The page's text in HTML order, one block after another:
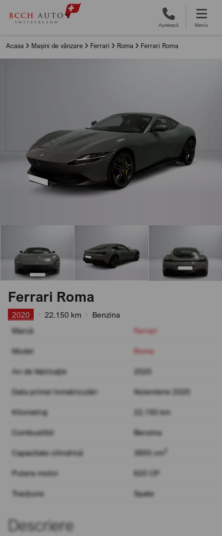
Apelează Meniu
Acasa Mașini de vânzare Ferrari Roma Ferrari Roma
Ferrari Roma
2020 22.150 km
Benzina
Marcă
Ferrari
Model Roma
An de fabricație 2020
Data primei înmatriculări Noiembrie 2020
Kilometraj 22.150 km
Combustibil Benzina
Capacitate cilindrică 3855 cm
Putere motor 620 CP
Tracțiune Spate
Descriere